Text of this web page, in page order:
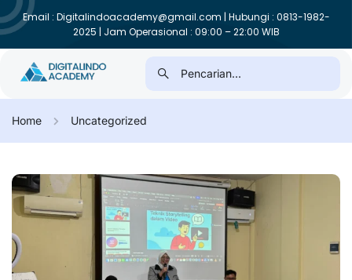
Email : Digitalindoacademy@gmail.com | Hubungi : 0813-1982-
2025 | Jam Operasional : 09:00 – 22:00 WIB
Home Uncategorized